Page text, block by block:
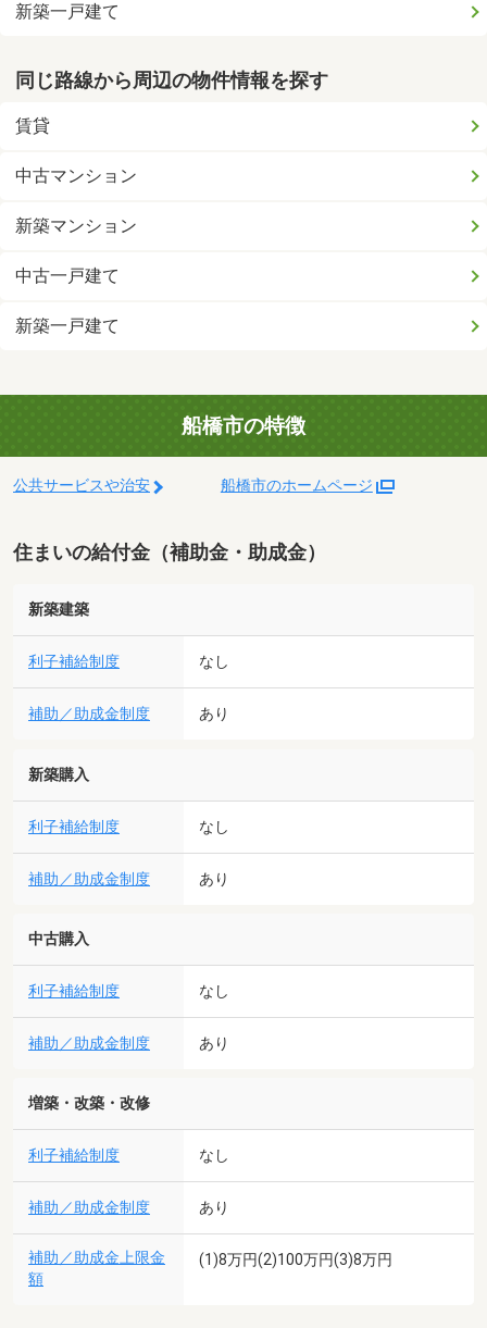
新築一戸建て
同じ路線から周辺の物件情報を探す
賃貸
中古マンション
新築マンション
中古一戸建て
新築一戸建て
船橋市の特徴
公共サービスや治安 船橋市のホームページ
住まいの給付金（補助金・助成金）
新築建築
利子補給制度 なし
補助／助成金制度 あり
新築購入
利子補給制度 なし
補助／助成金制度 あり
中古購入
利子補給制度 なし
補助／助成金制度 あり
増築・改築・改修
利子補給制度 なし
補助／助成金制度 あり
補助／助成金上限金
額
(1)8万円(2)100万円(3)8万円